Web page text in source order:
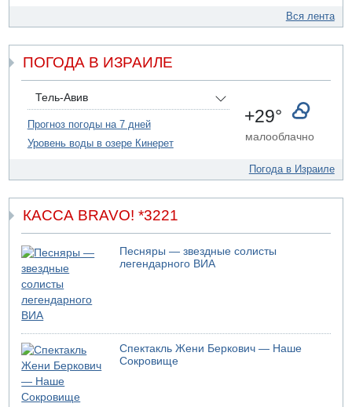
ДТП в Ашдоде: тяжело ранены двое маленьких детей
07.08.2026 19:14
Скончался водитель, врезавшийся в стену в
07.08.2026 17:57
Подозреваемый в домогательствах в хостеле - Гильбоа
Дахан
07.08.2026 17:55
коррупционных отношениях с Йоавом Элиаси
Вся лента
ПОГОДА В ИЗРАИЛЕ
Тель-Авив
Прогноз погоды на 7 дней
Уровень воды в озере Кинерет
+29°
малооблачно
Погода в Израиле
КАССА BRAVO! *3221
Песняры — звездные солисты
легендарного ВИА
Спектакль Жени Беркович — Наше
Сокровище